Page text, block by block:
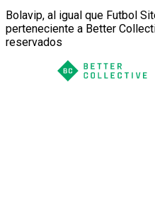
Bolavip, al igual que Futbol
perteneciente a Better
reservados